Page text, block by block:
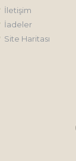
İletişim
İadeler
Site Haritası